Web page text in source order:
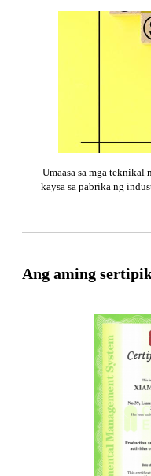
Umaasa sa mga teknikal
kaysa sa pabrika ng
Ang aming